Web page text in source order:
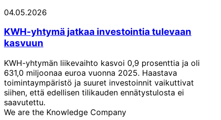
04.05.2026
KWH-yhtymä jatkaa investointia tulevaan
kasvuun
KWH-yhtymän liikevaihto kasvoi 0,9 prosenttia ja oli
631,0 miljoonaa euroa vuonna 2025. Haastava
toimintaympäristö ja suuret investoinnit vaikuttivat
siihen, että edellisen tilikauden ennätystulosta ei
saavutettu.
We are the Knowledge Company